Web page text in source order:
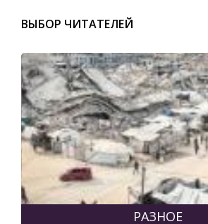
ВЫБОР ЧИТАТЕЛЕЙ
РАЗНОЕ